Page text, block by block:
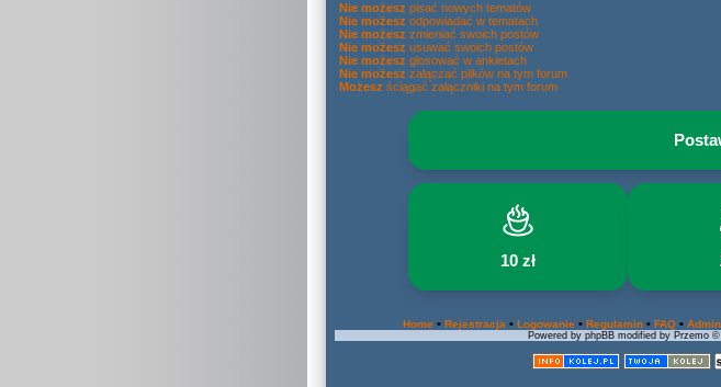
Nie możesz pisać nowych tematów
Nie możesz odpowiadać w tematach
Nie możesz zmieniać swoich postów
Nie możesz usuwać swoich postów
Nie możesz głosować w ankietach
Nie możesz załączać plików na tym forum
Możesz ściągać załączniki na tym forum
10 zł
Home • Rejestracja • Logowanie • Regulamin • FAQ •
Powered by phpBB modified by Przemo